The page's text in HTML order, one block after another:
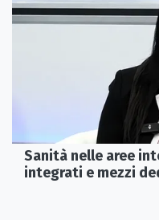
Sanità nelle aree
integrati e mezzi